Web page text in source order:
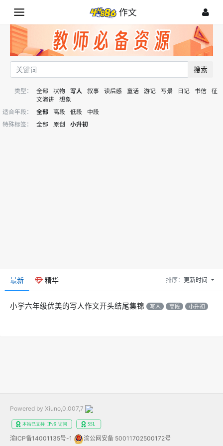
作文
搜索
类型： 全部 状物 写人 叙事 读后感 童话 游记 写景 日记 书信
征
文演讲
想象
适合年段：
全部 高段 低段
中段
特殊标签：
全部 原创 小升初
最新 精华 排序：更新时间
小学六年级优美的写人作文开头结尾集锦 写人 高段 小升初
Powered by Xiuno,0.007,7
渝ICP备14001135号-1 渝公网安备 50011702500172号